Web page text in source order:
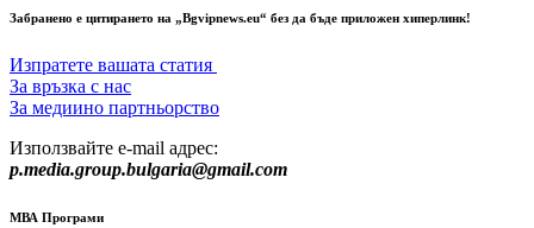
Забранено е цитирането на „Bgvipnews.eu“ без да бъде приложен хиперлинк!
Изпратете вашата статия
За връзка с нас
За медиино партньорство
Използвайте e-mail адрес:
p.media.group.bulgaria@gmail.com
МВА Програми